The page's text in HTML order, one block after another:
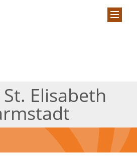
Elisabeth